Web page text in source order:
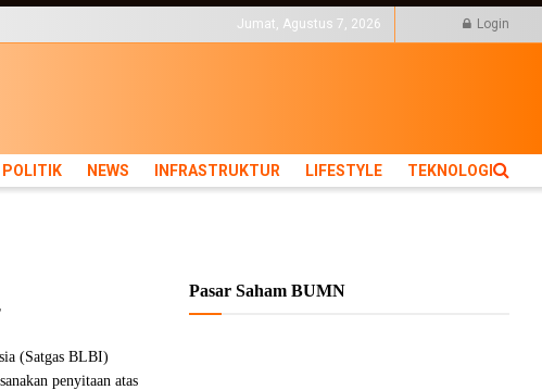
LIFESTYLE
Jumat, Agustus 7, 2026 Login
POLITIK NEWS INFRASTRUKTUR LIFESTYLE TEKNOLOGI
(Satgas BLBI)
penyitaan atas
Pasar Saham BUMN